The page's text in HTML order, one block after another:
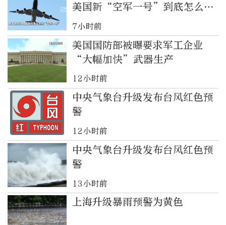
美国新“空军一号”到底怎么
了？
7小时前
美国国防部被曝要求军工企业
“大幅加快”武器生产
12小时前
中央气象台升级发布台风红色预
警
12小时前
中央气象台升级发布台风红色预
警
13小时前
上海升级暴雨预警为黄色